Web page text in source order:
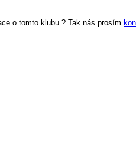
o tomto klubu ? Tak nás prosím